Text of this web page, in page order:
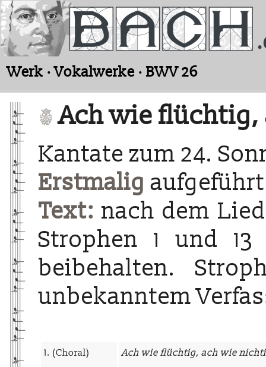
Werk · Vokalwerke · BWV 26
Ach wie
Kantate zum 24.
Erstmalig aufgeführt
Text: nach dem
Strophen 1 und
beibehalten.
unbekanntem
1. (Choral)
Ach wie flüchtig, ach wie